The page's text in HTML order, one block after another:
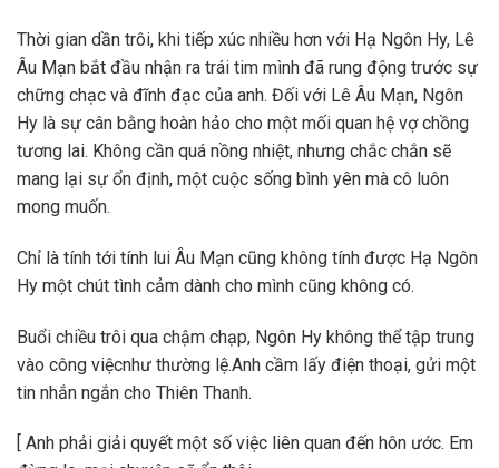
Thời gian dần trôi, khi tiếp xúc nhiều hơn với Hạ Ngôn Hy, Lê
Âu Mạn bắt đầu nhận ra trái tim mình đã rung động trước sự
chững chạc và đĩnh đạc của anh. Đối với Lê Âu Mạn, Ngôn
Hy là sự cân bằng hoàn hảo cho một mối quan hệ vợ chồng
tương lai. Không cần quá nồng nhiệt, nhưng chắc chắn sẽ
mang lại sự ổn định, một cuộc sống bình yên mà cô luôn
mong muốn.
Chỉ là tính tới tính lui Âu Mạn cũng không tính được Hạ Ngôn
Hy một chút tình cảm dành cho mình cũng không có.
Buổi chiều trôi qua chậm chạp, Ngôn Hy không thể tập trung
vào công việcnhư thường lệ.Anh cầm lấy điện thoại, gửi một
tin nhắn ngắn cho Thiên Thanh.
[ Anh phải giải quyết một số việc liên quan đến hôn ước. Em